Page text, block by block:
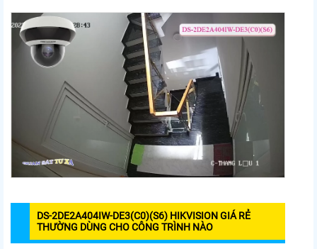
DS-2DE2A404IW-DE3(C0)(S6) HIKVISION GIÁ RẺ
THƯỜNG DÙNG CHO CÔNG TRÌNH NÀO